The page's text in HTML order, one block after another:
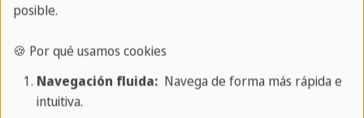
posible.
🍪 Por qué usamos cookies
Navegación fluida:Navega de forma más rápida e
intuitiva.